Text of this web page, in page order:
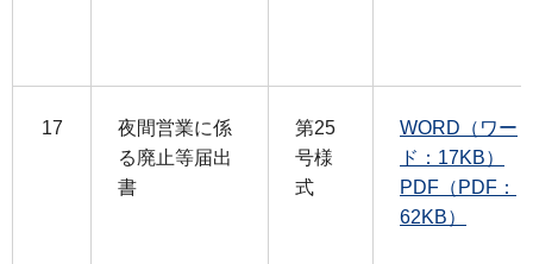
17
夜間営業に係
る廃止等届出
書
第25
号様
式
WORD（ワー
ド：17KB）
PDF（PDF：
62KB）